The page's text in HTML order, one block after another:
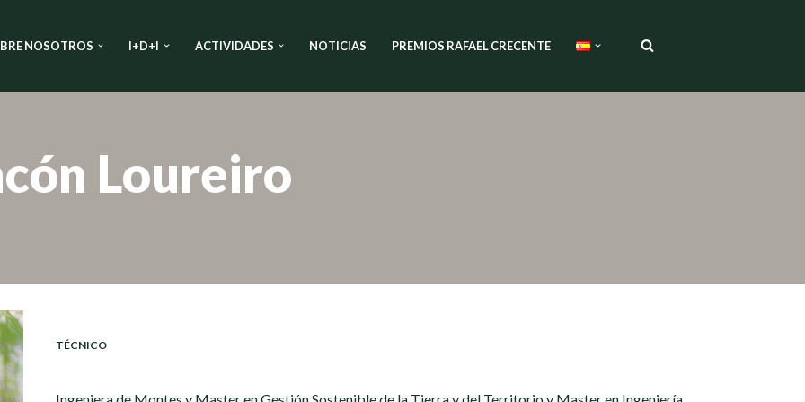
NOSOTROS I+D+I ACTIVIDADES NOTICIAS PREMIOS RAFAEL CRECENTE
Loureiro
TÉCNICO
Ingeniera de Montes y Master en Gestión Sostenible de la Tierra y del Territorio y Master en Ingeniería